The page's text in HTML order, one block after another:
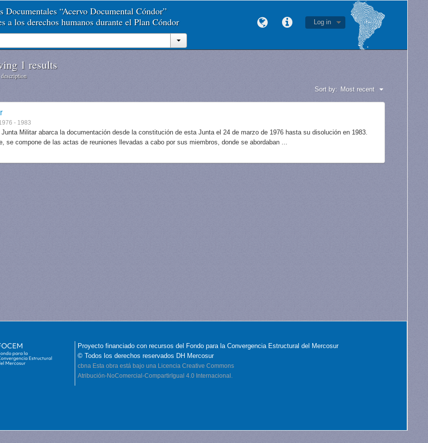
Documentales “Acervo Documental Cóndor”
a los derechos humanos durante el Plan Cóndor
Log in
1 results
Sort by: Most recent
- 1983
Junta Militar abarca la documentación desde la constitución de esta Junta el 24 de marzo de 1976 hasta su disolución en 1983.
se compone de las actas de reuniones llevadas a cabo por sus miembros, donde se abordaban ...
Proyecto financiado con recursos del Fondo para la Convergencia Estructural del Mercosur
© Todos los derechos reservados DH Mercosur
cbna Esta obra está bajo una Licencia Creative Commons
Atribución-NoComercial-CompartirIgual 4.0 Internacional.